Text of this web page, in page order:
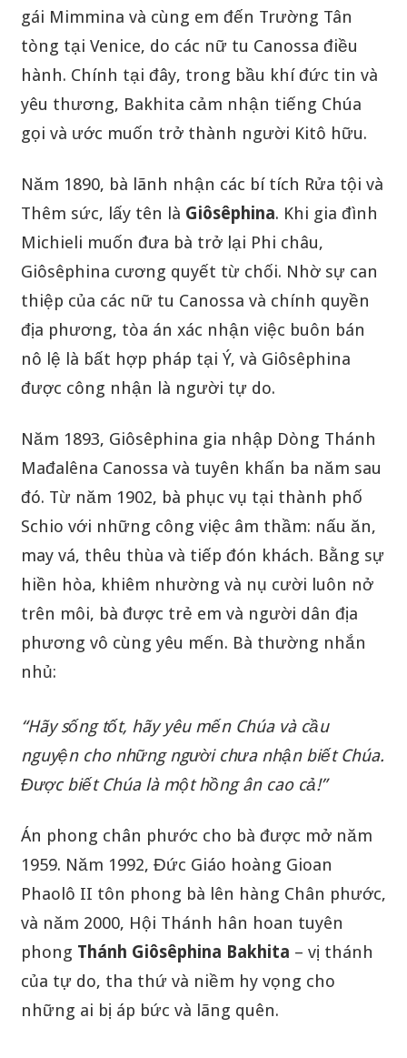
gái Mimmina và cùng em đến Trường Tân
tòng tại Venice, do các nữ tu Canossa điều
hành. Chính tại đây, trong bầu khí đức tin và
yêu thương, Bakhita cảm nhận tiếng Chúa
gọi và ước muốn trở thành người Kitô hữu.
Năm 1890, bà lãnh nhận các bí tích Rửa tội và
Thêm sức, lấy tên là Giôsêphina. Khi gia đình
Michieli muốn đưa bà trở lại Phi châu,
Giôsêphina cương quyết từ chối. Nhờ sự can
thiệp của các nữ tu Canossa và chính quyền
địa phương, tòa án xác nhận việc buôn bán
nô lệ là bất hợp pháp tại Ý, và Giôsêphina
được công nhận là người tự do.
Năm 1893, Giôsêphina gia nhập Dòng Thánh
Mađalêna Canossa và tuyên khấn ba năm sau
đó. Từ năm 1902, bà phục vụ tại thành phố
Schio với những công việc âm thầm: nấu ăn,
may vá, thêu thùa và tiếp đón khách. Bằng sự
hiền hòa, khiêm nhường và nụ cười luôn nở
trên môi, bà được trẻ em và người dân địa
phương vô cùng yêu mến. Bà thường nhắn
nhủ:
“Hãy sống tốt, hãy yêu mến Chúa và cầu
nguyện cho những người chưa nhận biết Chúa.
Được biết Chúa là một hồng ân cao cả!”
Án phong chân phước cho bà được mở năm
1959. Năm 1992, Đức Giáo hoàng Gioan
Phaolô II tôn phong bà lên hàng Chân phước,
và năm 2000, Hội Thánh hân hoan tuyên
phong Thánh Giôsêphina Bakhita – vị thánh
của tự do, tha thứ và niềm hy vọng cho
những ai bị áp bức và lãng quên.